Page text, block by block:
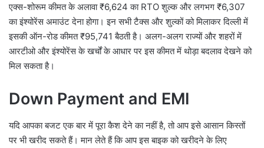
एक्स-शोरूम कीमत के अलावा ₹6,624 का RTO शुल्क और लगभग ₹6,307
का इंश्योरेंस अमाउंट देना होगा। इन सभी टैक्स और शुल्कों को मिलाकर दिल्ली में
इसकी ऑन-रोड कीमत ₹95,741 बैठती है। अलग-अलग राज्यों और शहरों में
आरटीओ और इंश्योरेंस के खर्चों के आधार पर इस कीमत में थोड़ा बदलाव देखने को
मिल सकता है।
Down Payment and EMI
यदि आपका बजट एक बार में पूरा कैश देने का नहीं है, तो आप इसे आसान किस्तों
पर भी खरीद सकते हैं। मान लेते हैं कि आप इस बाइक को खरीदने के लिए